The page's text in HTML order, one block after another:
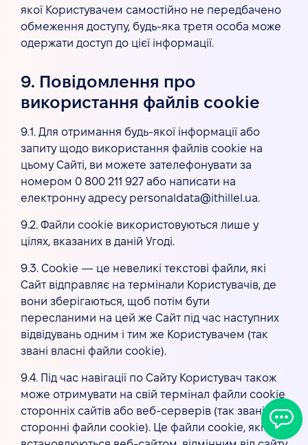
якої Користувачем самостійно не передбачено
обмеження доступу, будь-яка третя особа може
одержати доступ до цієї інформації.
9. Повідомлення про
використання файлів cookie
9.1. Для отримання будь-якої інформації або
запиту щодо використання файлів cookie на
цьому Сайті, ви можете зателефонувати за
номером 0 800 211 927 або написати на
електронну адресу personaldata@ithillel.ua.
9.2. Файли cookie використовуються лише у
цілях, вказаних в даній Угоді.
9.3. Cookie — це невеликі текстові файли, які
Сайт відправляє на термінали Користувачів, де
вони зберігаються, щоб потім бути
пересланими на цей же Сайт під час наступних
відвідувань одним і тим же Користувачем (так
звані власні файли cookie).
9.4. Під час навігації по Сайту Користувач також
може отримувати на свій термінал файли cookie
сторонніх сайтів або веб-серверів (так звані
сторонні файли cookie). Це файли cookie, які